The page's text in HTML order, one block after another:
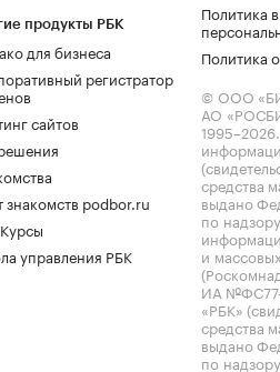
продукты РБК
для бизнеса
регистратор
сайтов
знакомств podbor.ru
управления РБК
Политика
Политика
© ООО
АО
1995–2026
средства
выдано
по
и
ИА №ФС77-
«РБК»
средства
выдано
по